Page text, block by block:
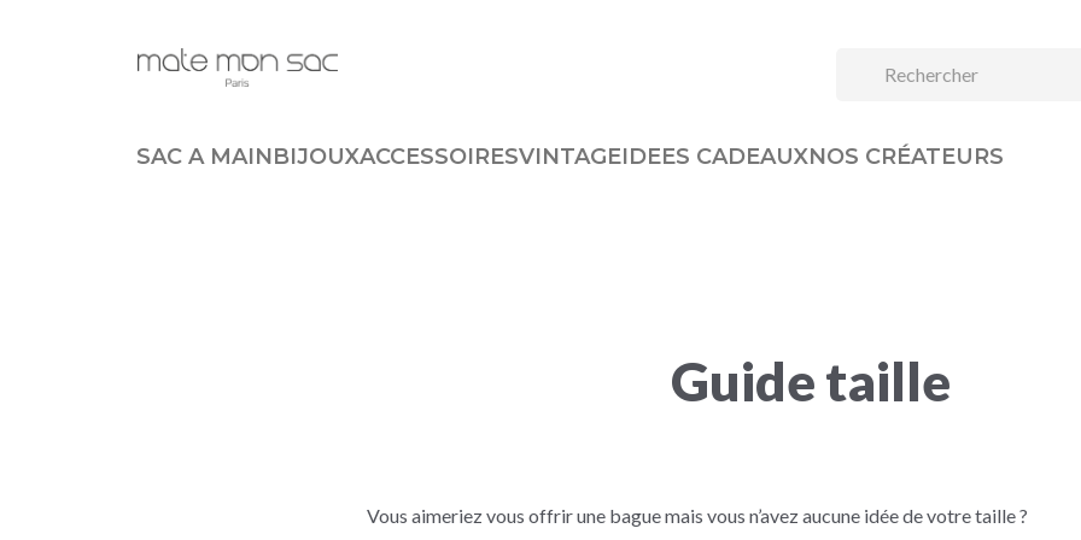
SAC A MAINBIJOUXACCESSOIRESVINTAGEIDEES CADEAUXNOS CRÉATEURS
Guide taille
Vous aimeriez vous offrir une bague mais vous n’avez aucune idée de votre taille ?